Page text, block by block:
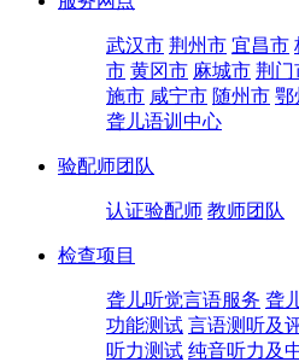
武汉市 荆州市 宜昌市
市 黄冈市 麻城市 荆门
施市 咸宁市 随州市 鄂
聋儿语训中心
验配师团队
认证验配师 教师团队
检查项目
聋儿听觉言语服务 聋
功能测试 言语测听及
听力测试 纯音听力及